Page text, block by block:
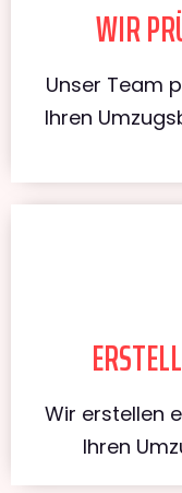
WIR
Unser Team
Ihren
Wir erstellen
Ihren